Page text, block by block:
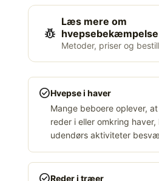
pest_control
Læs mere om
hvepsebekæmpelse
Metoder, priser og
check_circleHvepse i haver
Mange beboere oplever,
reder i eller omkring
udendørs aktiviteter
Reder i træer